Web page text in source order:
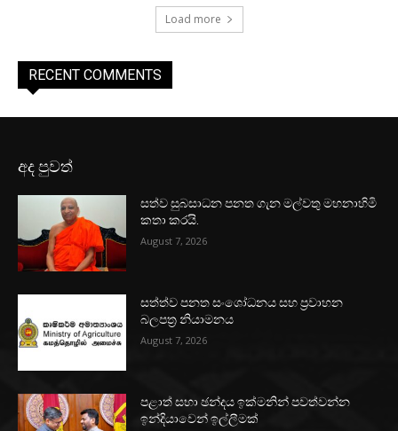
Load more
RECENT COMMENTS
අද පුවත්
සත්ව සුබසාධන පනත ගැන මල්වතු මහනාහිමි
කතා කරයි.
August 7, 2026
සත්ත්ව පනත සංශෝධනය සහ ප්‍රවාහන
බලපත්‍ර නියාමනය
August 7, 2026
පළාත් සභා ඡන්දය ඉක්මනින් පවත්වන්න
ඉන්දියාවෙන් ඉල්ලීමක්